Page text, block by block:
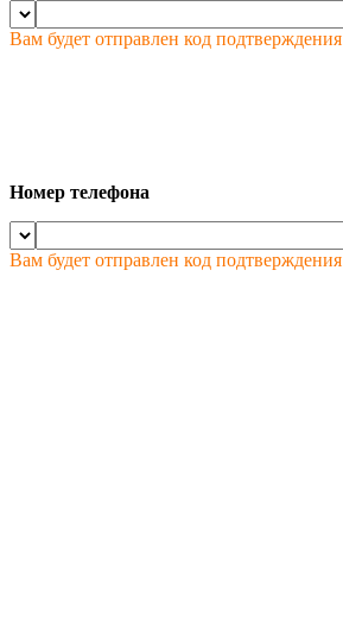
Вам будет отправлен код подтверждения
Номер телефона
Вам будет отправлен код подтверждения